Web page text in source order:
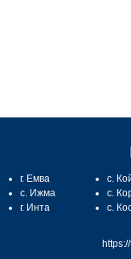
г. Емва
с. Ижма
г. Инта
с.
с.
с.